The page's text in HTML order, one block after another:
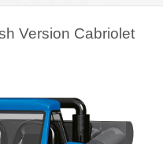
Version Cabriolet